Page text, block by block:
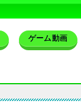
ゲーム動画